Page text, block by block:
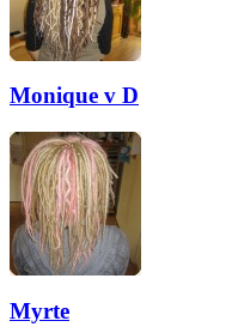
Monique v D
Myrte